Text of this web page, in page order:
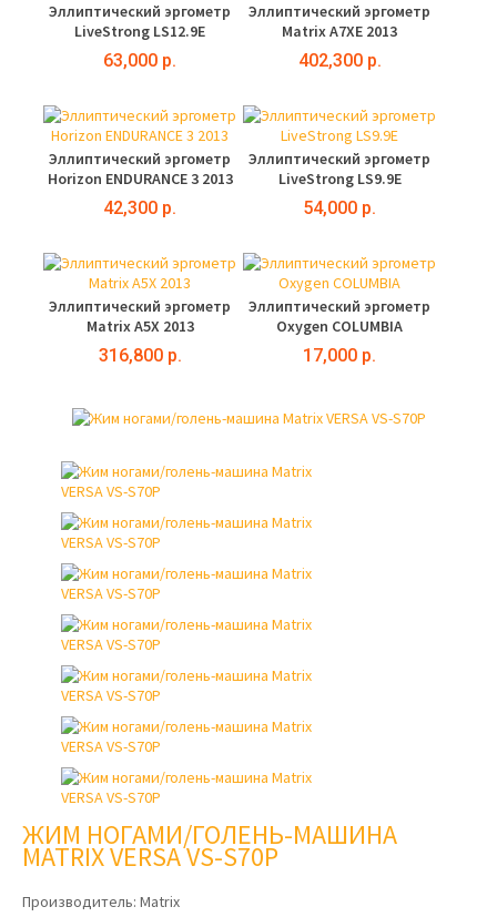
Эллиптический эргометр
LiveStrong LS12.9E
63,000 р.
Эллиптический эргометр
Matrix A7XE 2013
402,300 р.
Эллиптический эргометр
Horizon ENDURANCE 3 2013
42,300 р.
Эллиптический эргометр
LiveStrong LS9.9E
54,000 р.
Эллиптический эргометр
Matrix A5X 2013
316,800 р.
Эллиптический эргометр
Oxygen COLUMBIA
17,000 р.
ЖИМ НОГАМИ/ГОЛЕНЬ-МАШИНА
MATRIX VERSA VS-S70P
Производитель: Matrix